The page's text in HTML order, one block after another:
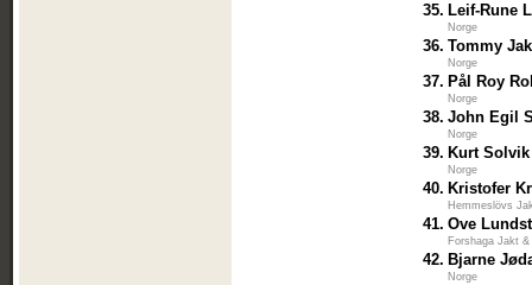
35. Leif-Rune
Norge
36. Tommy
Norge
37. Pål Roy
Norge
38. John Egil
Norge
39. Kurt Solvik
Norge
40. Kristofer
Hemmeslövs
41. Ove
Forshaga Jakt
42. Bjarne
Norge